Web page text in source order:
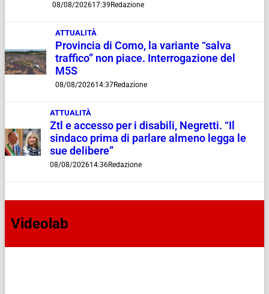
08/08/202617:39 Redazione
ATTUALITÀ
Provincia di Como, la variante “salva
traffico” non piace. Interrogazione del
M5S
08/08/202614:37Redazione
ATTUALITÀ
Ztl e accesso per i disabili, Negretti. “Il
sindaco prima di parlare almeno legga le
sue delibere”
08/08/202614:36Redazione
Videolab